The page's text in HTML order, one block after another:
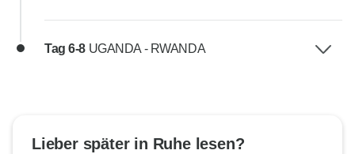
Tag 6-8 UGANDA - RWANDA
Lieber später in Ruhe lesen?